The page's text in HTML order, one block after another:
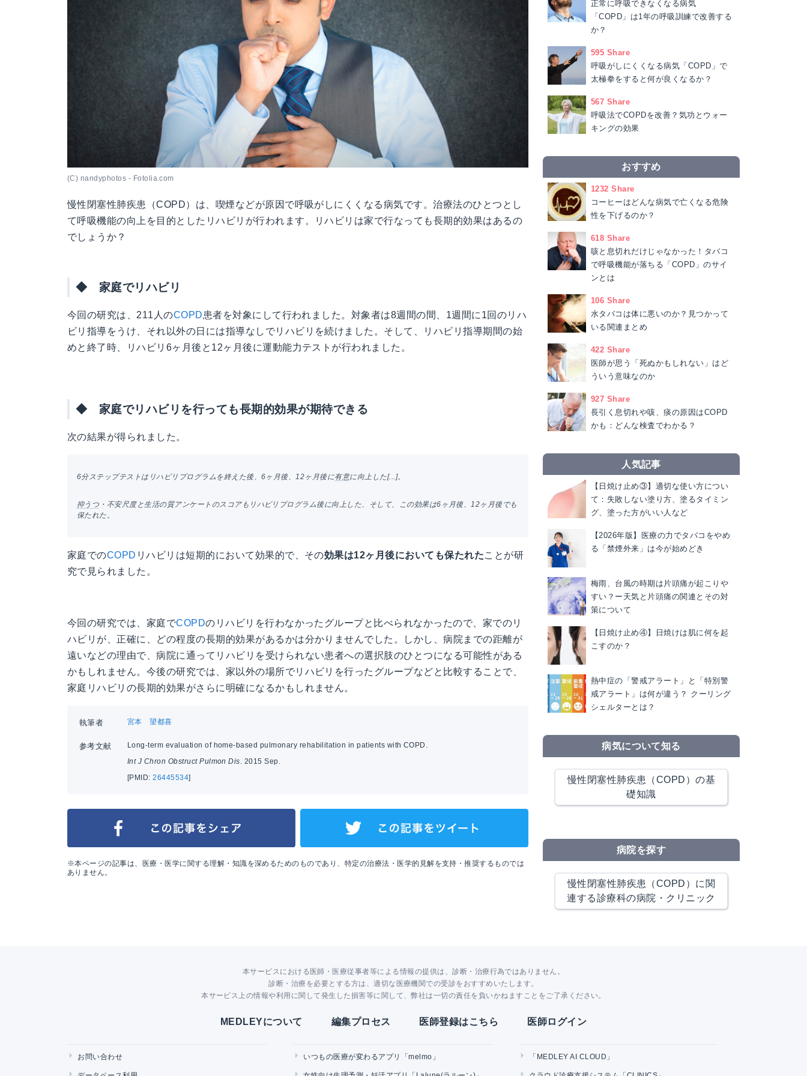
(C) nandyphotos - Fotolia.com
慢性閉塞性肺疾患（COPD）は、喫煙などが原因で呼吸がしにくくなる病気です。治療法のひとつとし
て呼吸機能の向上を目的としたリハビリが行われます。リハビリは家で行なっても長期的効果はあるの
でしょうか？
◆ 家庭でリハビリ
今回の研究は、211人のCOPD患者を対象にして行われました。対象者は8週間の間、1週間に1回のリハ
ビリ指導をうけ、それ以外の日には指導なしでリハビリを続けました。そして、リハビリ指導期間の始
めと終了時、リハビリ6ヶ月後と12ヶ月後に運動能力テストが行われました。
◆ 家庭でリハビリを行っても長期的効果が期待できる
次の結果が得られました。
6分ステップテストはリハビリプログラムを終えた後、6ヶ月後、12ヶ月後に有意に向上した[...]。
抑うつ ・不安尺度と生活の質アンケートのスコアもリハビリプログラム後に向上した、そして、この効果は6ヶ月後、12ヶ月後でも
保たれた。
家庭でのCOPD リハビリは短期的において効果的で、その効果は12ヶ月後においても保たれたことが研
究で見られました。
今回の研究では、家庭でCOPDのリハビリを行わなかったグループと比べられなかったので、家でのリ
ハビリが、正確に、どの程度の長期的効果があるかは分かりませんでした。しかし、病院までの距離が
遠いなどの理由で、病院に通ってリハビリを受けられない患者への選択肢のひとつになる可能性がある
かもしれません。今後の研究では、家以外の場所でリハビリを行ったグループなどと比較することで、
家庭リハビリの長期的効果がさらに明確になるかもしれません。
執筆者 宮本 望都喜
参考文献
Long-term evaluation of home-based pulmonary rehabilitation in patients with COPD.
Int J Chron Obstruct Pulmon Dis. 2015 Sep.
[PMID:26445534]
※本ページの記事は、医療・医学に関する理解・知識を深めるためのものであり、特定の治療法・医学的見解を支持・推奨するものでは
ありません。
正常に呼吸できなくなる病気
「COPD」は1年の呼吸訓練で改善する
か？
595 Share
呼吸がしにくくなる病気「COPD」で
太極拳をすると何が良くなるか？
567 Share
呼吸法でCOPDを改善？気功とウォー
キングの効果
おすすめ
1232 Share
コーヒーはどんな病気で亡くなる危険
性を下げるのか？
618 Share
咳と息切れだけじゃなかった！タバコ
で呼吸機能が落ちる「COPD」のサイ
ンとは
106 Share
水タバコは体に悪いのか？見つかって
いる関連まとめ
422 Share
医師が思う「死ぬかもしれない」はど
ういう意味なのか
927 Share
長引く息切れや咳、痰の原因はCOPD
かも：どんな検査でわかる？
人気記事
【日焼け止め③】適切な使い方につい
て：失敗しない塗り方、塗るタイミン
グ、塗った方がいい人など
【2026年版】医療の力でタバコをやめ
る「禁煙外来」は今が始めどき
梅雨、台風の時期は片頭痛が起こりや
すい？ー天気と片頭痛の関連とその対
策について
【日焼け止め④】日焼けは肌に何を起
こすのか？
熱中症の「警戒アラート」と「特別警
戒アラート」は何が違う？ クーリング
シェルターとは？
病気について知る
慢性閉塞性肺疾患（COPD）の基
礎知識
病院を探す
慢性閉塞性肺疾患（COPD）に関
連する診療科の病院・クリニック
本サービスにおける医師・医療従事者等による情報の提供は、診断・治療行為ではありません。
診断・治療を必要とする方は、適切な医療機関での受診をおすすめいたします。
本サービス上の情報や利用に関して発生した損害等に関して、弊社は一切の責任を負いかねますことをご了承ください。
MEDLEYについて 編集プロセス 医師登録はこちら 医師ログイン
お問い合わせ いつもの医療が変わるアプリ「melmo」 「MEDLEY AI CLOUD」